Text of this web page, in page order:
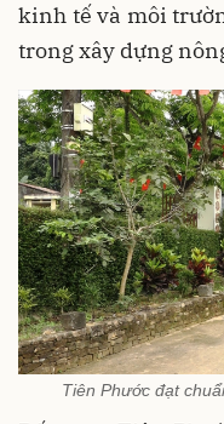
kinh tế và môi
trong xây dựng
Tiên Phước đạt